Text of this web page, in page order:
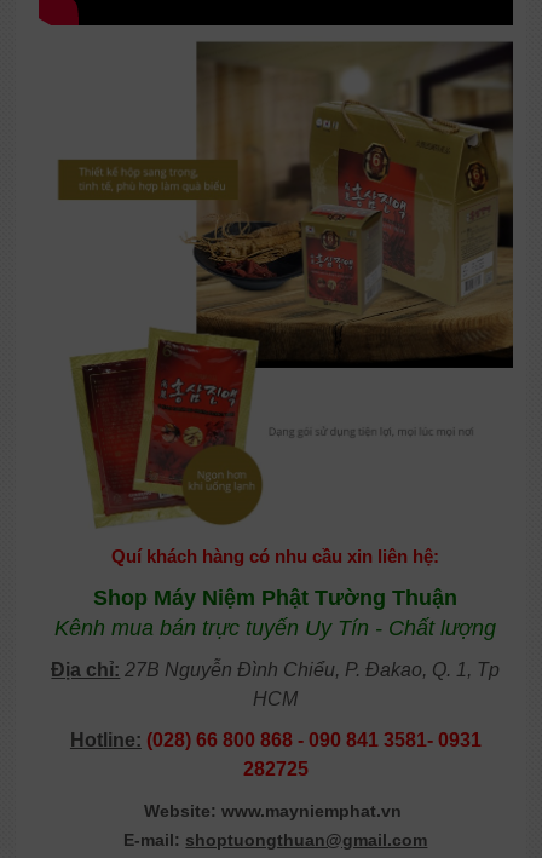
Quí khách hàng có nhu cầu xin liên hệ:
Shop Máy Niệm Phật Tường Thuận
Kênh mua bán trực tuyến Uy Tín - Chất lượng
Địa chỉ: 27B Nguyễn Đình Chiểu, P. Đakao, Q. 1, Tp
HCM
Hotline: (028) 66 800 868 - 090 841 3581- 0931
282725
Website:www.mayniemphat.vn
E-mail: shoptuongthuan@gmail.com